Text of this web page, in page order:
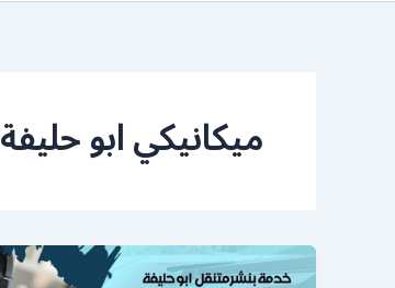
ميكانيكي ابو حليفة